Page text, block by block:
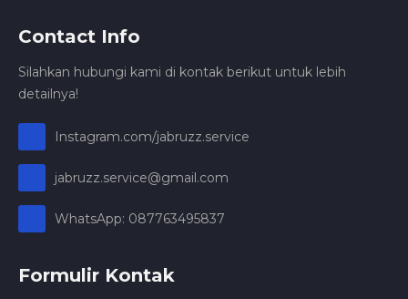
Contact Info
Silahkan hubungi kami di kontak berikut untuk lebih
detailnya!
Instagram.com/jabruzz.service
jabruzz.service@gmail.com
WhatsApp: 087763495837
Formulir Kontak